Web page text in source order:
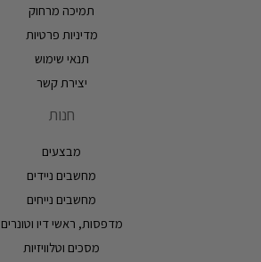
תמיכה מרחוק
מדיניות פרטיות
תנאי שימוש
יצירת קשר
חנות
מבצעים
מחשבים ניידים
מחשבים נייחים
מדפסות, ראשי דיו וטונרים
מסכים וטלוויזיות